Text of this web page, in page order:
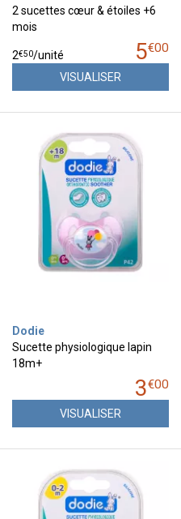
2 sucettes cœur & étoiles +6
mois
5€00
2€50/unité
VISUALISER
Dodie
Sucette physiologique lapin
18m+
3€00
VISUALISER